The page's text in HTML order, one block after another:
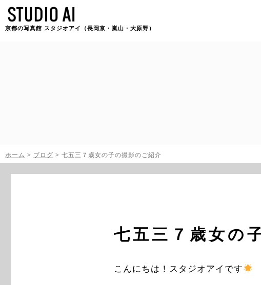
京都の写真館 スタジオアイ（長岡京・嵐山・大原野）
ホーム > ブログ > 七五三７歳女の子の撮影のご紹介
七五三７歳女の
こんにちは！スタジオアイです